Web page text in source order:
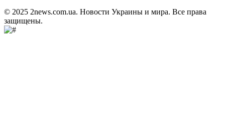
© 2025 2news.com.ua. Новости Украины и мира. Все права
защищены.